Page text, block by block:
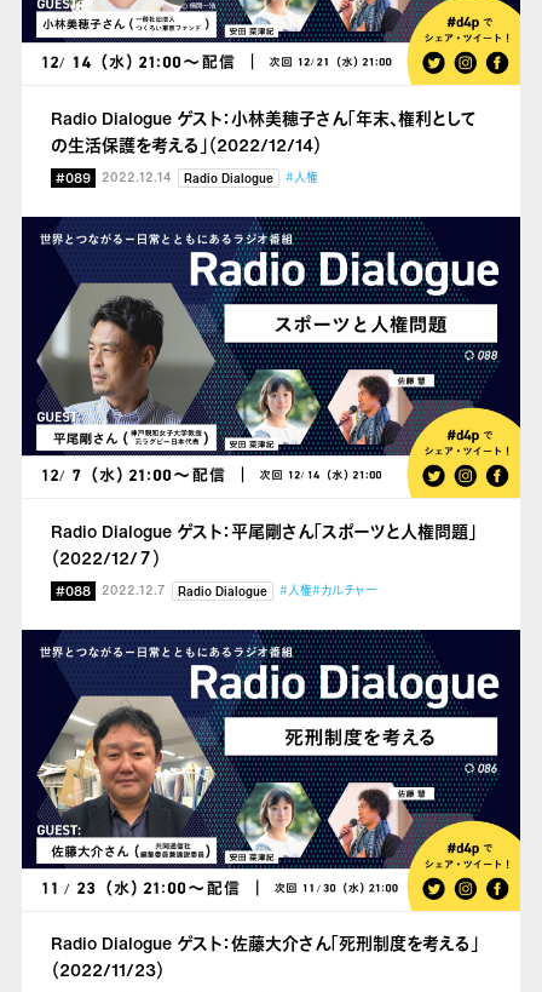
Radio Dialogue ゲスト：小林美穂子さん「年末、権利として
の生活保護を考える」（2022/12/14）
#089 2022.12.14 Radio Dialogue #人権
Radio Dialogue ゲスト：平尾剛さん「スポーツと人権問題」
（2022/12/７）
#088 2022.12.7 Radio Dialogue #人権#カルチャー
Radio Dialogue ゲスト：佐藤大介さん「死刑制度を考える」
（2022/11/23）